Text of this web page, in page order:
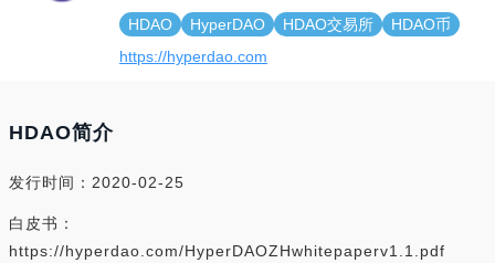
HDAO HyperDAO HDAO交易所
HDAO币
https://hyperdao.com
HDAO简介
发行时间：2020-02-25
白皮书：
https://hyperdao.com/HyperDAOZHwhitepaperv1.1.pdf